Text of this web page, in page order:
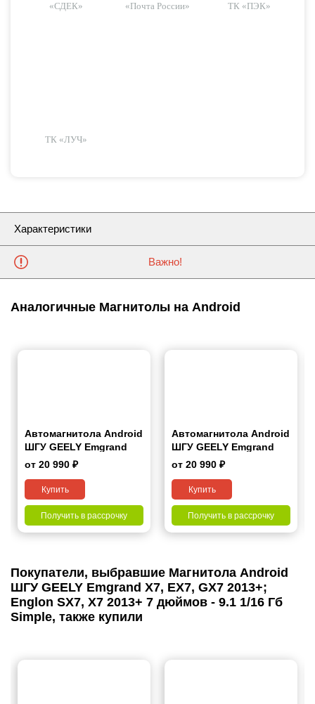
«СДЕК» «Почта России» ТК «ПЭК»
ТК «ЛУЧ»
Характеристики
Важно!
Аналогичные Магнитолы на Android
Автомагнитола Android
ШГУ GEELY Emgrand
EC7 2014-2016, Emgrand
от 20 990 ₽
Купить
Получить в рассрочку
Автомагнитола Android
ШГУ GEELY Emgrand
EC7 2014-2016, Emgrand
от 20 990 ₽
Купить
Получить в рассрочку
Покупатели, выбравшие Магнитола Android
ШГУ GEELY Emgrand X7, EX7, GX7 2013+;
Englon SX7, X7 2013+ 7 дюймов - 9.1 1/16 Гб
Simple, также купили